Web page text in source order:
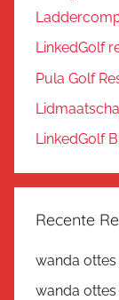
LinkedGolf
Pula Golf
LinkedGolf
Recente
wanda ottes
wanda ottes